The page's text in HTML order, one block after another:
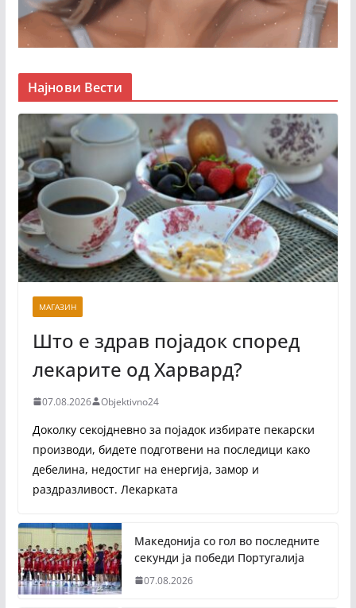
Најнови Вести
МАГАЗИН
Што е здрав појадок според
лекарите од Харвард?
07.08.2026 Objektivno24
Доколку секојдневно за појадок избирате пекарски
производи, бидете подготвени на последици како
дебелина, недостиг на енергија, замор и
раздразливост. Лекарката
Македонија со гол во последните
секунди ја победи Португалија
07.08.2026